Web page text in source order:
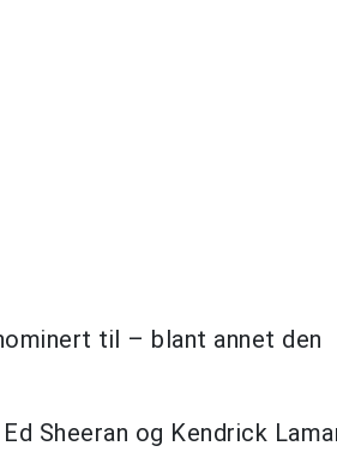
til – blant annet den
Sheeran og Kendrick